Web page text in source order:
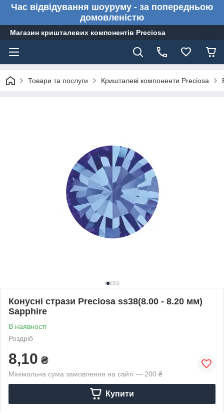
Час відвідування шоуруму - за попередньою
домовленістю
Магазин кришталевих компонентів Preciosa
Товари та послуги Кришталеві компоненти Preciosa
Конусні стрази Preciosa ss38(8.00 - 8.20 мм)
Sapphire
В наявності
Роздріб
8,10 ₴
Мінімальна сума замовлення на сайті — 200 ₴
Купити